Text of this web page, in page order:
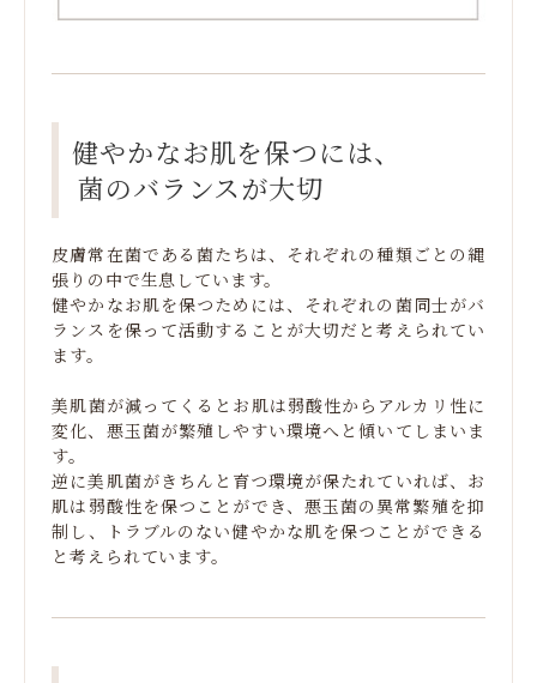
健やかなお肌を保つには、
菌のバランスが大切
皮膚常在菌である菌たちは、それぞれの種類ごとの縄
張りの中で生息しています。
健やかなお肌を保つためには、それぞれの菌同士がバ
ランスを保って活動することが大切だと考えられてい
ます。
美肌菌が減ってくるとお肌は弱酸性からアルカリ性に
変化、悪玉菌が繁殖しやすい環境へと傾いてしまいま
す。
逆に美肌菌がきちんと育つ環境が保たれていれば、お
肌は弱酸性を保つことができ、悪玉菌の異常繁殖を抑
制し、
トラブルのない健やかな肌を保つことができる
と考えられています。